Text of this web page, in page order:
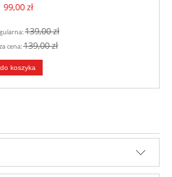
99,00 zł
139,00 zł
cena:139,00 zł
do koszyka